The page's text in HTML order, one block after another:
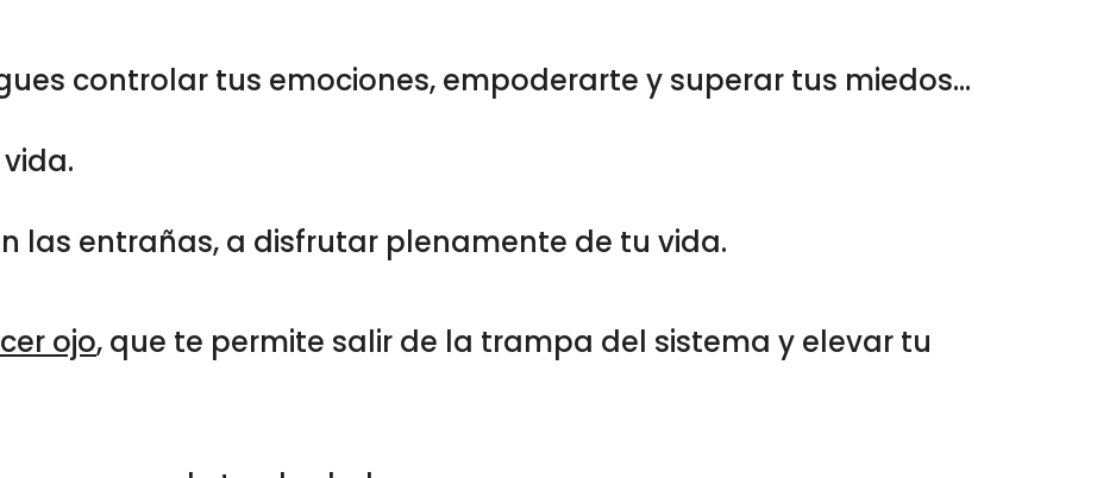
controlar tus emociones, empoderarte y superar tus miedos…
las entrañas, a disfrutar plenamente de tu vida.
ojo, que te permite salir de la trampa del sistema y elevar tu